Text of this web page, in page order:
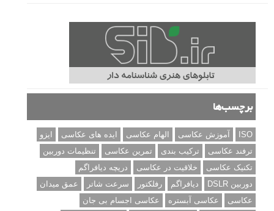
برچسب‌ها
ISO آموزش عکاسی الهام عکاسی ایده های عکاسی
ایزو
ترفند عکاسی
ترکیب بندی تمرین عکاسی
تنظیمات دوربین
تکنیک عکاسی
خلاقیت در عکاسی
دریچه دیافراگم
دوربین DSLR
دیافراگم رفلکتور سرعت شاتر
عمق میدان
عکاسی
عکاسی آبستره
عکاسی اجسام بی جان